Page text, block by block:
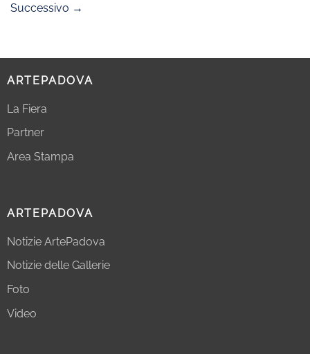
Successivo →
ARTEPADOVA
La Fiera
Partner
Area Stampa
ARTEPADOVA
Notizie ArtePadova
Notizie delle Gallerie
Foto
Video